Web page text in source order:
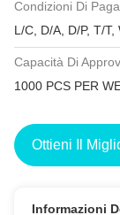
Condizioni Di
L/C, D/A, D/P, T/T,
Capacità Di
1000 PCS PER
Ottieni Il
Informazioni